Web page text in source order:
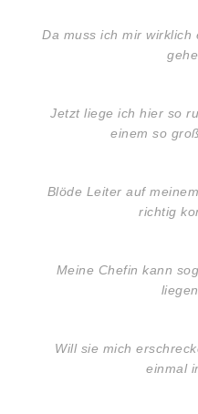
Da muss ich mir wirklich
Jetzt liege ich hier so
einem so
Blöde Leiter auf
richtig
Meine Chefin kann
Will sie mich
einmal